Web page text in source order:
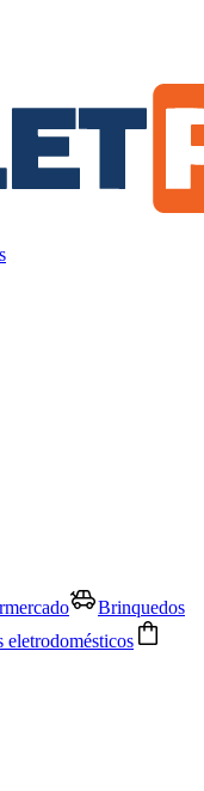
Brinquedos
eletrodomésticos